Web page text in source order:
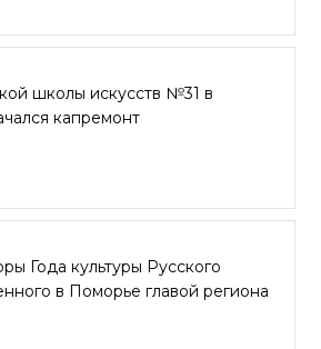
школы искусств №31 в
капремонт
Года культуры Русского
в Поморье главой региона